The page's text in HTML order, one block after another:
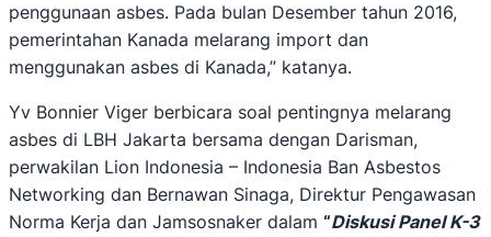
penggunaan asbes. Pada bulan Desember tahun 2016,
pemerintahan Kanada melarang import dan
menggunakan asbes di Kanada,” katanya.
Yv Bonnier Viger berbicara soal pentingnya melarang
asbes di LBH Jakarta bersama dengan Darisman,
perwakilan Lion Indonesia – Indonesia Ban Asbestos
Networking dan Bernawan Sinaga, Direktur Pengawasan
Norma Kerja dan Jamsosnaker dalam “Diskusi Panel K-3